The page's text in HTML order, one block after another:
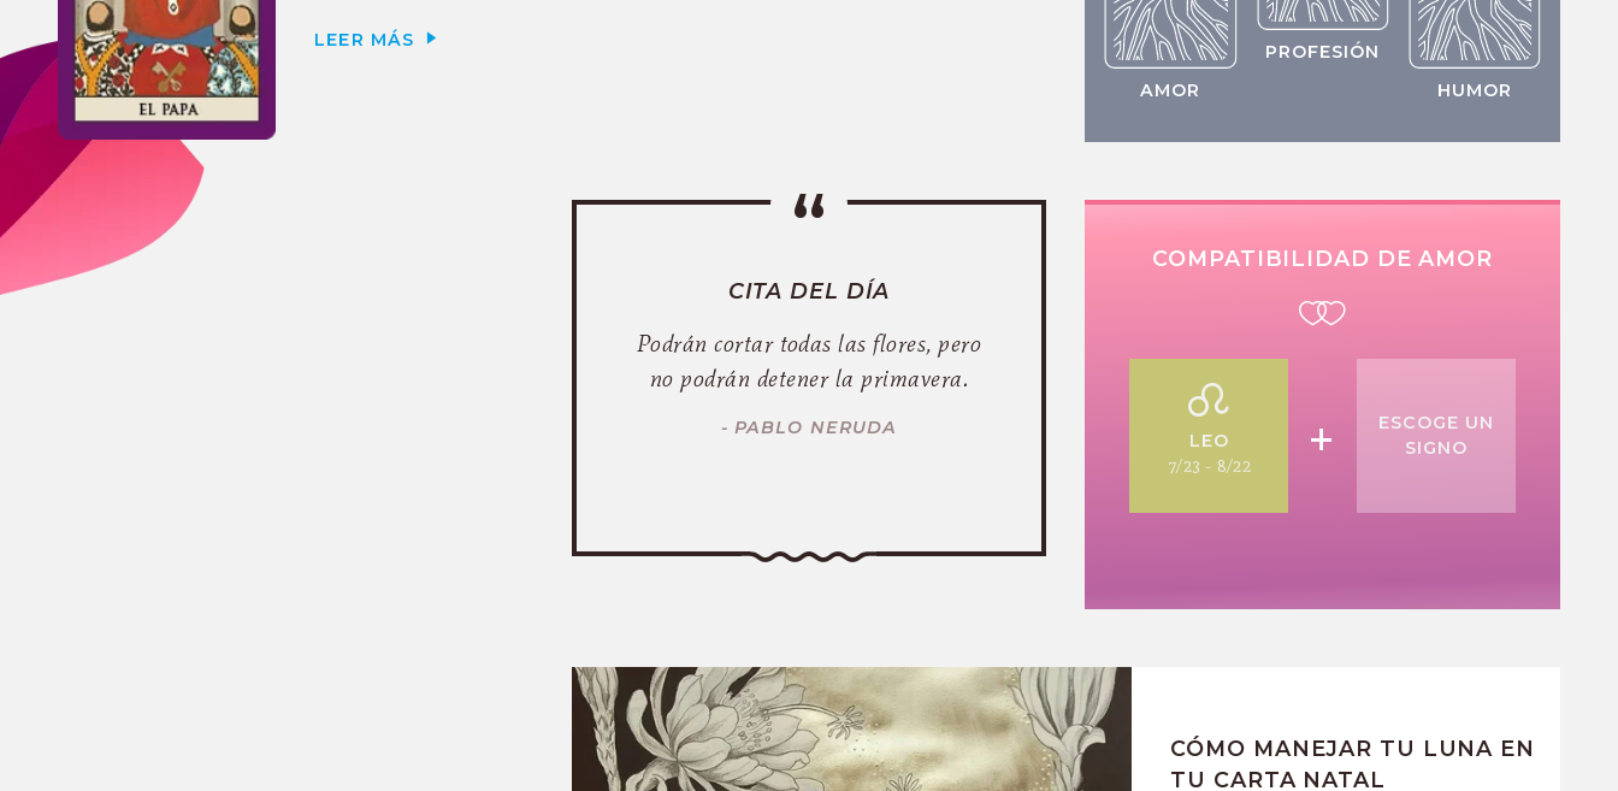
LEER MÁS
AMOR
PROFESIÓN
HUMOR
CITA DEL DÍA
Podrán cortar todas las flores, pero
no podrán detener la primavera.
- PABLO NERUDA
COMPATIBILIDAD DE AMOR
LEO
7/23 - 8/22
+
ESCOGE UN
SIGNO
CÓMO MANEJAR TU LUNA EN
TU CARTA NATAL